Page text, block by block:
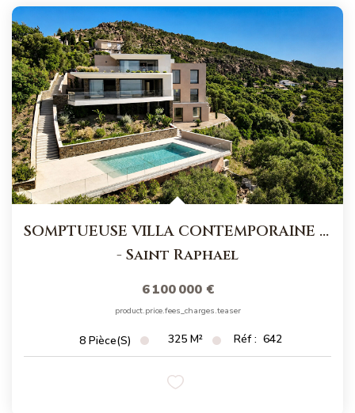
SOMPTUEUSE VILLA CONTEMPORAINE VUE MER IMPRENABLE
- Saint Raphael
6 100 000 €
product.price.fees_charges.teaser
8 Pièce(s) 325 M² Réf : 642